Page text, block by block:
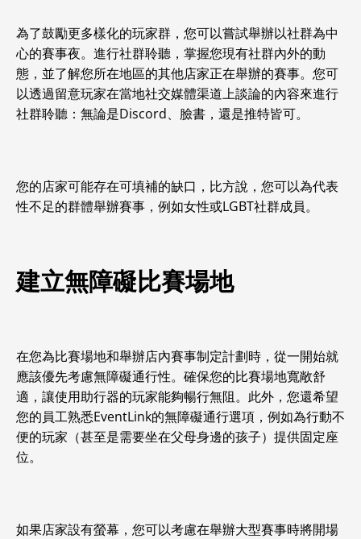
為了鼓勵更多樣化的玩家群，您可以嘗試舉辦以社群為中
心的賽事夜。進行社群聆聽，掌握您現有社群內外的動
態，並了解您所在地區的其他店家正在舉辦的賽事。您可
以透過留意玩家在當地社交媒體渠道上談論的內容來進行
社群聆聽：無論是Discord、臉書，還是推特皆可。
您的店家可能存在可填補的缺口，比方說，您可以為代表
性不足的群體舉辦賽事，例如女性或LGBT社群成員。
建立無障礙比賽場地
在您為比賽場地和舉辦店內賽事制定計劃時，從一開始就
應該優先考慮無障礙通行性。確保您的比賽場地寬敞舒
適，讓使用助行器的玩家能夠暢行無阻。此外，您還希望
您的員工熟悉EventLink的無障礙通行選項，例如為行動不
便的玩家（甚至是需要坐在父母身邊的孩子）提供固定座
位。
如果店家設有螢幕，您可以考慮在舉辦大型賽事時將開場